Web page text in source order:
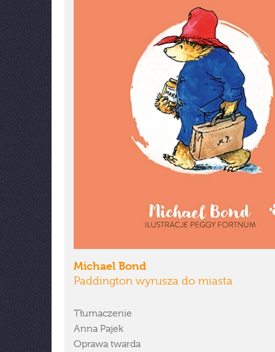
Michael Bond
Paddington wyrusza do miasta
Tłumaczenie
Anna Pajek
Oprawa twarda